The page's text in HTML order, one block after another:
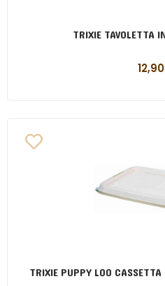
TRIXIE TAVOLETTA
12,90
TRIXIE PUPPY LOO